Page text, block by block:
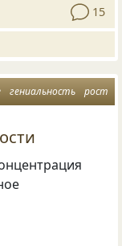
15
гениальность рост